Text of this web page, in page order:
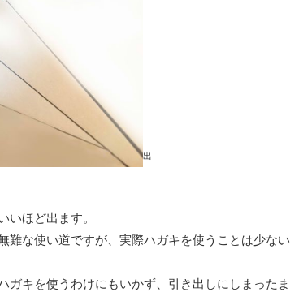
出
ほど出ます。
難な使い道ですが、実際ハガキを使うことは少ない
ガキを使うわけにもいかず、引き出しにしまったま